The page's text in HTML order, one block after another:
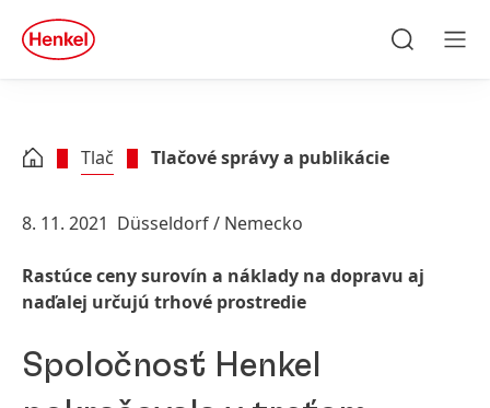
Skip to footer
quick
search
Tlač Tlačové správy a publikácie
8. 11. 2021 Düsseldorf / Nemecko
Rastúce ceny surovín a náklady na dopravu aj
naďalej určujú trhové prostredie
Spoločnosť Henkel